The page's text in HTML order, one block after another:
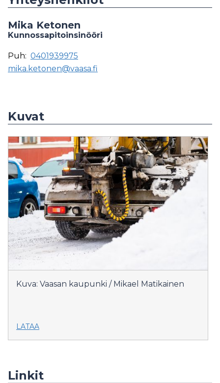
Mika Ketonen
Kunnossapitoinsinööri
Puh: 0401939975
mika.ketonen@vaasa.fi
Kuvat
Kuva: Vaasan kaupunki / Mikael Matikainen
LATAA
Linkit